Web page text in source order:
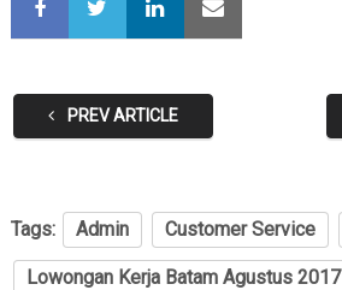
PREV ARTICLE
Tags: Admin Customer Service
Lowongan Kerja Batam Agustus 2017